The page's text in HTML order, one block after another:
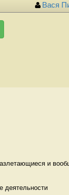
Вася
и
деятельности